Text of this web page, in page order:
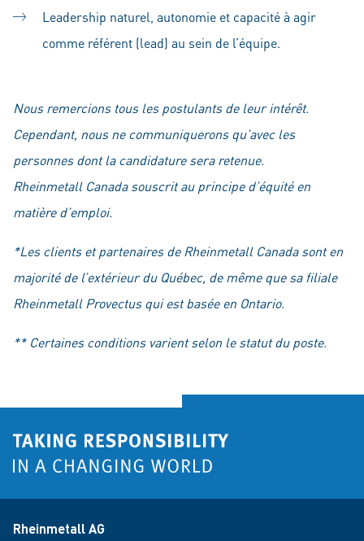
Leadership naturel, autonomie et capacité à agir
comme référent (lead) au sein de l’équipe.
Nous remercions tous les postulants de leur intérêt.
Cependant, nous ne communiquerons qu’avec les
personnes dont la candidature sera retenue.
Rheinmetall Canada souscrit au principe d’équité en
matière d’emploi.
*Les clients et partenaires de Rheinmetall Canada sont en
majorité de l’extérieur du Québec, de même que sa filiale
Rheinmetall Provectus qui est basée en Ontario.
** Certaines conditions varient selon le statut du poste.
Rheinmetall AG